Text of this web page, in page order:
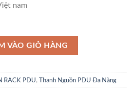
nam
Đa Năng Cho Tủ Rack MCB 32A số lượng
VÀO GIỎ HÀNG
RACK PDU, Thanh Nguồn PDU Đa Năng